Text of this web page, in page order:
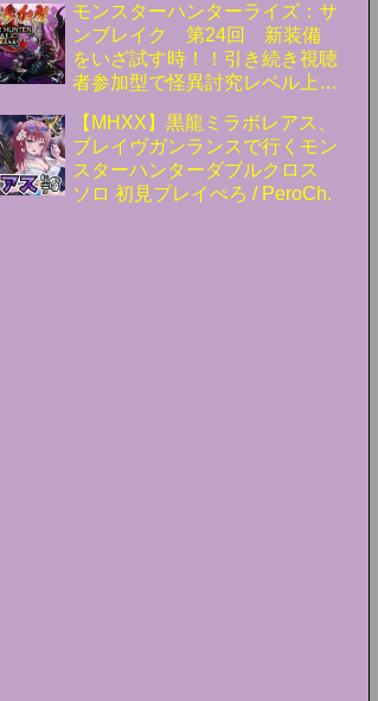
モンスターハンターライズ：サ
ンブレイク 第24回 新装備
をいざ試す時！！引き続き視聴
者参加型で怪異討究レベル上
【MHXX】黒龍ミラボレアス、
ブレイヴガンランスで行くモン
スターハンターダブルクロス
ソロ 初見プレイぺろ / PeroCh.